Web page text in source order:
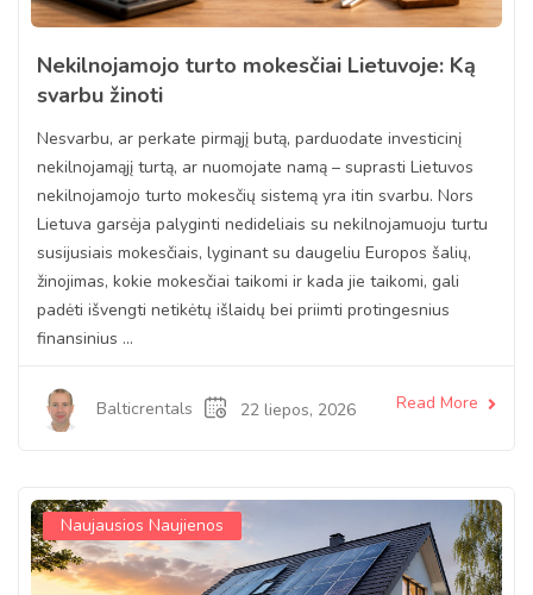
Nekilnojamojo turto mokesčiai Lietuvoje: Ką
svarbu žinoti
Nesvarbu, ar perkate pirmąjį butą, parduodate investicinį
nekilnojamąjį turtą, ar nuomojate namą – suprasti Lietuvos
nekilnojamojo turto mokesčių sistemą yra itin svarbu. Nors
Lietuva garsėja palyginti nedideliais su nekilnojamuoju turtu
susijusiais mokesčiais, lyginant su daugeliu Europos šalių,
žinojimas, kokie mokesčiai taikomi ir kada jie taikomi, gali
padėti išvengti netikėtų išlaidų bei priimti protingesnius
finansinius ...
Balticrentals 22 liepos, 2026 Read More
Naujausios Naujienos